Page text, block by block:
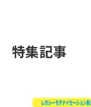
特集記事